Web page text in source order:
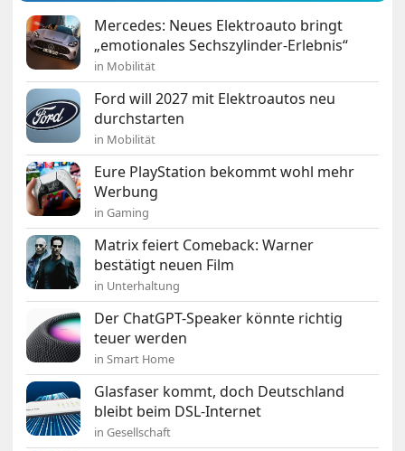
Mercedes: Neues Elektroauto bringt
„emotionales Sechszylinder-Erlebnis“
in Mobilität
Ford will 2027 mit Elektroautos neu
durchstarten
in Mobilität
Eure PlayStation bekommt wohl mehr
Werbung
in Gaming
Matrix feiert Comeback: Warner
bestätigt neuen Film
in Unterhaltung
Der ChatGPT-Speaker könnte richtig
teuer werden
in Smart Home
Glasfaser kommt, doch Deutschland
bleibt beim DSL-Internet
in Gesellschaft